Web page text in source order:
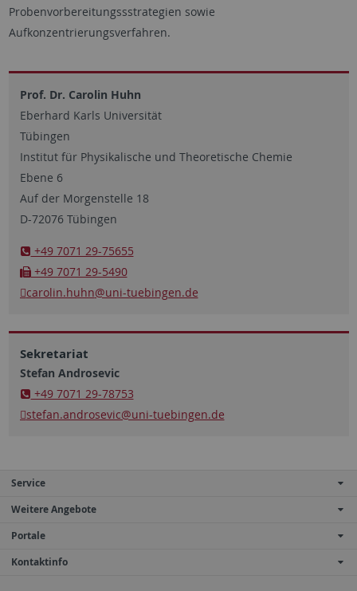
Probenvorbereitungssstrategien sowie
Aufkonzentrierungsverfahren.
Prof. Dr. Carolin Huhn
Eberhard Karls Universität
Tübingen
Institut für Physikalische und Theoretische Chemie
Ebene 6
Auf der Morgenstelle 18
D-72076 Tübingen
+49 7071 29-75655
+49 7071 29-5490
carolin.huhn@uni-tuebingen.de
Sekretariat
Stefan Androsevic
+49 7071 29-78753
stefan.androsevic@uni-tuebingen.de
Service
Weitere Angebote
Portale
Kontaktinfo